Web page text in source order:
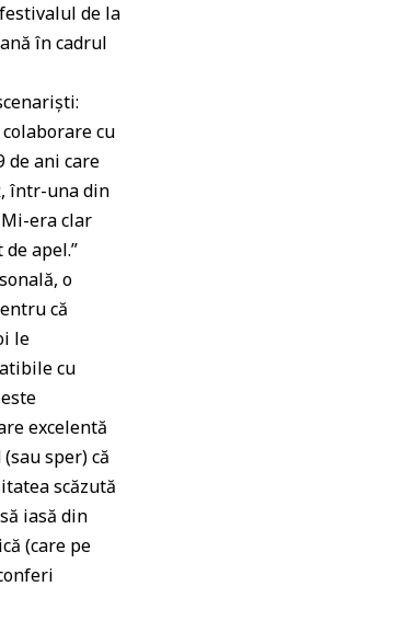
de la
în cadrul
cu
de ani care
într-una din
era clar
apel.”
o
că
le
cu
excelentă
sper) că
scăzută
iasă din
(care pe